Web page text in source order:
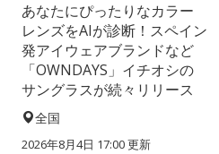
あなたにぴったりなカラー
レンズをAIが診断！スペイン
発アイウェアブランドなど
「OWNDAYS」イチオシの
サングラスが続々リリース
全国
2026年8月4日 17:00更新